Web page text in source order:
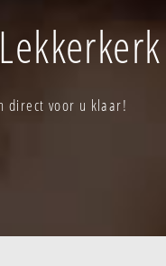
direct voor u klaar!